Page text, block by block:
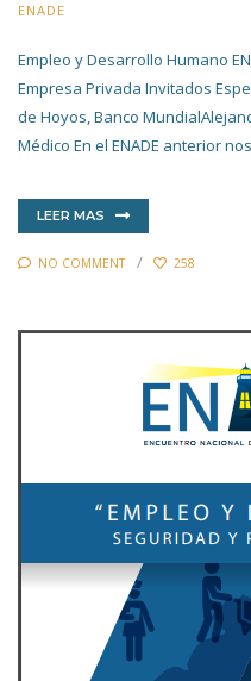
ENADE
Empleo y Desarrollo Humano
Empresa Privada Invitados
de Hoyos, Banco
Médico En el ENADE anterior
LEER MAS
NO COMMENT 258